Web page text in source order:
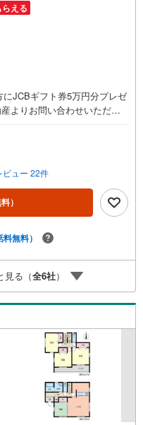
える
JCBギフト券5万円分プレゼ
よりお問い合わせいただい
～18:00】この時間帯は
ーズです。住み替えをご希
ランがございます。お気軽
ースペース4台可●オール電
な住宅地◇当社の強みは
販事業を行っている為、お客
を保有しておりますので、ご
取り揃えております。また
◇インターネット予約で当
室内・現地を見学する］をク
希望の方は「ご要望・ご質
さい！
ビュー 22件
）
料無料）
見る（全6社）